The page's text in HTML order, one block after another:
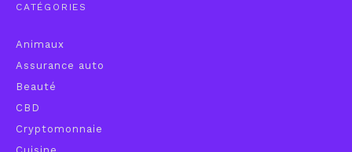
CATÉGORIES
Animaux
Assurance auto
Beauté
CBD
Cryptomonnaie